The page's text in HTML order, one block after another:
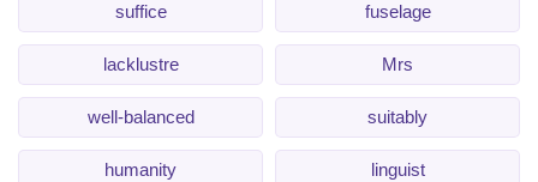
suffice fuselage
lacklustre Mrs
well-balanced suitably
humanity linguist